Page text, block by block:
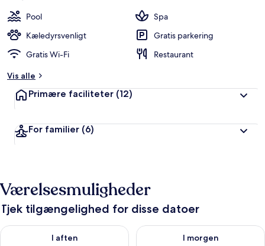
Pool
Spa
Kæledyrsvenligt
Gratis parkering
Gratis Wi-Fi
Restaurant
Vis alle
Primære faciliteter (12)
For familier (6)
Værelsesmuligheder
Tjek tilgængelighed for disse datoer
I aften
Tjek tilgængelighed for i aften aug. 9 - aug. 10
I morgen
Tjek tilgængelighed for i